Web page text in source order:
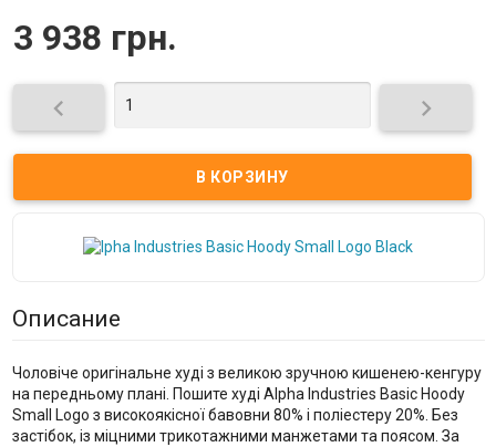
3 938 грн.
 
Описание
Чоловіче оригінальне худі з великою зручною кишенею-кенгуру
на передньому плані. Пошите худі Alpha Industries Basic Hoody
Small Logo з високоякісної бавовни 80% і поліестеру 20%. Без
застібок, із міцними трикотажними манжетами та поясом. За